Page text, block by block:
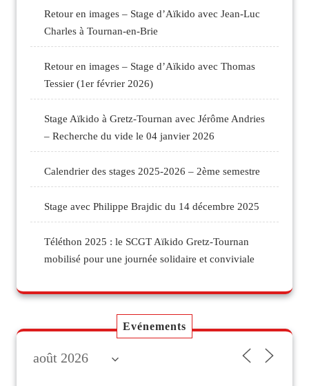
Retour en images – Stage d’Aïkido avec Jean-Luc
Charles à Tournan-en-Brie
Retour en images – Stage d’Aïkido avec Thomas
Tessier (1er février 2026)
Stage Aïkido à Gretz-Tournan avec Jérôme Andries
– Recherche du vide le 04 janvier 2026
Calendrier des stages 2025-2026 – 2ème semestre
Stage avec Philippe Brajdic du 14 décembre 2025
Téléthon 2025 : le SCGT Aïkido Gretz-Tournan
mobilisé pour une journée solidaire et conviviale
Evénements